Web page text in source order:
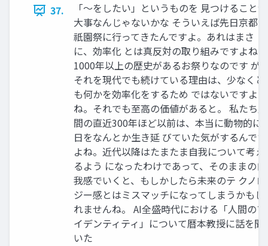
37.
「〜をしたい」というものを 見つけることが
大事なんじゃないかな そういえば先日京都の
祇園祭に行ってきたんですよ。あれはまさ
に、効率化 とは真反対の取り組みですよね。
1000年以上の歴史があるお祭りなのです が
それを現代でも続けている理由は、少なくと
も何かを効率化をするため ではないですよ
ね。それでも至高の価値があると。 私たち人
間の直近300年ほど以前は、本当に動物的に
日をなんとか生き延 びていた気がするんです
よね。近代以降はたまたま自我について考え
るよう になったわけであって、そのままの自
我感でいくと、もしかしたら未来のテ クノロ
ジー感とはミスマッチになってしまうかもし
れませんね。 AI全盛時代における「人間のア
イデンティティ」について暦本教授に話を聞
いた